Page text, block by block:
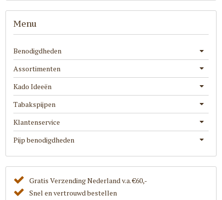
Menu
Benodigdheden
Assortimenten
Kado Ideeën
Tabakspijpen
Klantenservice
Pijp benodigdheden
Gratis Verzending Nederland v.a. €60,-
Snel en vertrouwd bestellen